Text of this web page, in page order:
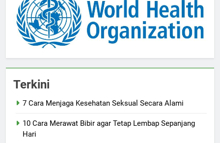
Terkini
7 Cara Menjaga Kesehatan Seksual Secara Alami
10 Cara Merawat Bibir agar Tetap Lembap Sepanjang
Hari